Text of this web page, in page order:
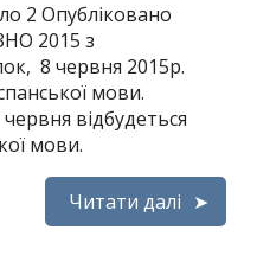
2 Опубліковано
2015 з
8 червня 2015р.
мови.
відбудеться
мови.
Читати далі